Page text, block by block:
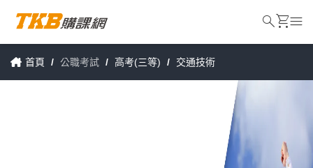
首頁 / 公職考試 / 高考(三等) / 交通技術
searchshopping_cartmenu